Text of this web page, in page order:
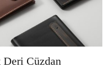
Cüzdan